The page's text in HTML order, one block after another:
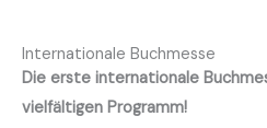
Internationale Buchmesse
Die erste internationale
vielfältigen Programm!